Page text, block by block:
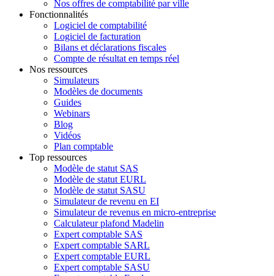
Nos offres de comptabilité par ville
Fonctionnalités
Logiciel de comptabilité
Logiciel de facturation
Bilans et déclarations fiscales
Compte de résultat en temps réel
Nos ressources
Simulateurs
Modèles de documents
Guides
Webinars
Blog
Vidéos
Plan comptable
Top ressources
Modèle de statut SAS
Modèle de statut EURL
Modèle de statut SASU
Simulateur de revenu en EI
Simulateur de revenus en micro-entreprise
Calculateur plafond Madelin
Expert comptable SAS
Expert comptable SARL
Expert comptable EURL
Expert comptable SASU